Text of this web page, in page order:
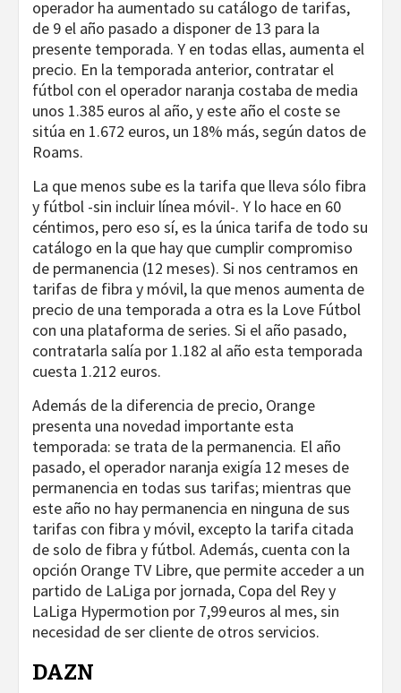
operador ha aumentado su catálogo de tarifas,
de 9 el año pasado a disponer de 13 para la
presente temporada. Y en todas ellas, aumenta el
precio. En la temporada anterior, contratar el
fútbol con el operador naranja costaba de media
unos 1.385 euros al año, y este año el coste se
sitúa en 1.672 euros, un 18% más, según datos de
Roams.
La que menos sube es la tarifa que lleva sólo fibra
y fútbol -sin incluir línea móvil-. Y lo hace en 60
céntimos, pero eso sí, es la única tarifa de todo su
catálogo en la que hay que cumplir compromiso
de permanencia (12 meses). Si nos centramos en
tarifas de fibra y móvil, la que menos aumenta de
precio de una temporada a otra es la Love Fútbol
con una plataforma de series. Si el año pasado,
contratarla salía por 1.182 al año esta temporada
cuesta 1.212 euros.
Además de la diferencia de precio, Orange
presenta una novedad importante esta
temporada: se trata de la permanencia. El año
pasado, el operador naranja exigía 12 meses de
permanencia en todas sus tarifas; mientras que
este año no hay permanencia en ninguna de sus
tarifas con fibra y móvil, excepto la tarifa citada
de solo de fibra y fútbol. Además, cuenta con la
opción Orange TV Libre, que permite acceder a un
partido de LaLiga por jornada, Copa del Rey y
LaLiga Hypermotion por 7,99 euros al mes, sin
necesidad de ser cliente de otros servicios.
DAZN